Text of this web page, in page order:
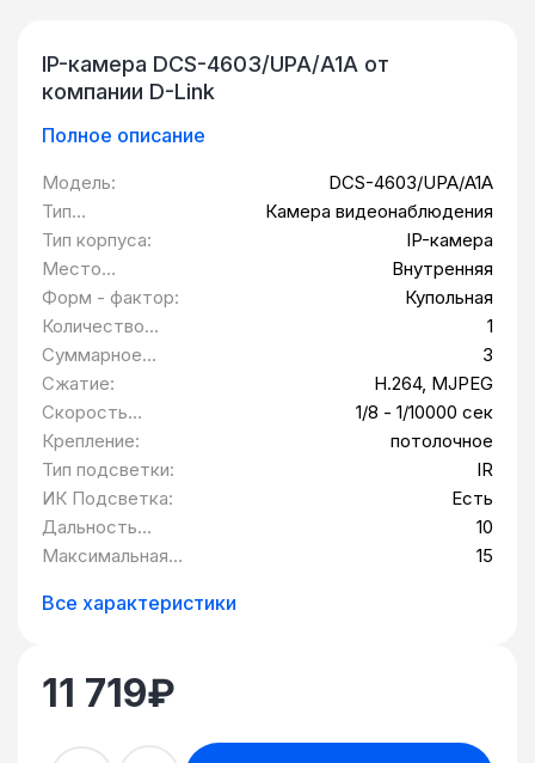
IP-камера DCS-4603/UPA/A1A от
компании D-Link
Полное описание
Модель:
DCS-4603/UPA/A1A
Тип
оборудования:
Камера видеонаблюдения
Тип корпуса:
IP-камера
Место
установки:
Внутренняя
Форм - фактор:
Купольная
Количество
камер, шт:
1
Суммарное
разрешение
камер, Мп:
3
Сжатие:
H.264, MJPEG
Скорость
электронного
затвора:
1/8 - 1/10000 сек
Крепление:
потолочное
Тип подсветки:
IR
ИК Подсветка:
Есть
Дальность
подсветки, м:
10
Максимальная
к/с:
15
Все характеристики
11 719₽